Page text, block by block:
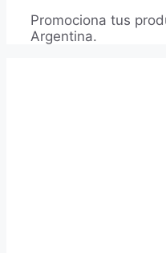
Promociona tus
Argentina.